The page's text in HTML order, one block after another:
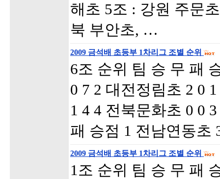
해초 5조 : 강원 주문
북 부안초, …
2009 금석배 초등부 1차리그 조별 순위
6조 순위 팀 승 무 패
0 7 2 대전정림초 2 0
1 4 4 전북문화초 0 0
패 승점 1 전남연동초
2009 금석배 초등부 1차리그 조별 순위
1조 순위 팀 승 무 패